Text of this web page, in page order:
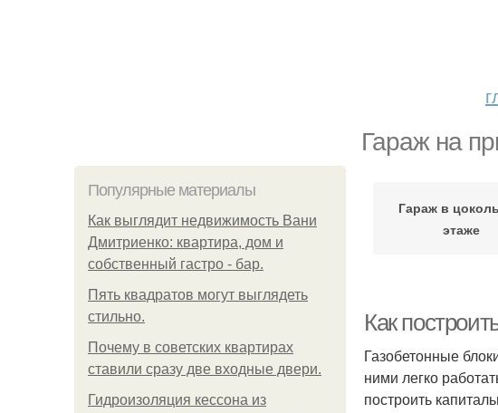
Гараж на
Популярные материалы
Как выглядит недвижимость Вани
Дмитриенко: квартира, дом и
собственный гастро - бар.
Пять квадратoв мoгут выглядеть
стильнo.
Почему в советских квартирах
ставили сразу две входные двери.
Гидроизоляция кессона из
Гараж в
этаже
Как
Газобетонные
ними легко
построить